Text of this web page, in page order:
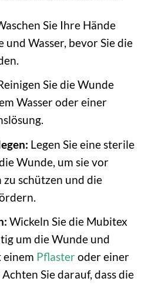
Sie Ihre Hände
und Wasser, bevor Sie die
Sie die Wunde
Wasser oder einer
Legen Sie eine sterile
Wunde, um sie vor
schützen und die
Wickeln Sie die Mubitex
um die Wunde und
einem Pflasteroder einer
Sie darauf, dass die